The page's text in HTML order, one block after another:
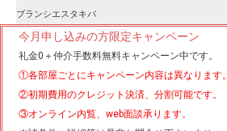
ブランシエスタキバ
今月申し込みの方限定キャンペーン
礼金0 ＋ 仲介手数料無料キャンペーン中です。
①各部屋ごとにキャンペーン内容は異なります。
②初期費用のクレジット決済、分割可能です。
③オンライン内覧、web面談承ります。